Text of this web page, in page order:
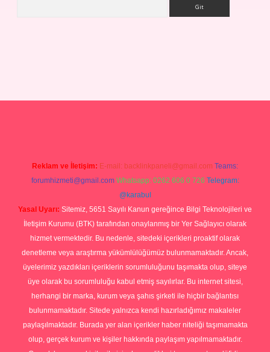
Reklam ve İletişim: E-mail: backlinkpaneli@gmail.com Teams:
forumhizmeti@gmail.com Whatsapp: 0262 606 0 726 Telegram:
@karabul
Yasal Uyarı: Sitemiz, 5651 Sayılı Kanun gereğince Bilgi Teknolojileri ve
İletişim Kurumu (BTK) tarafından onaylanmış bir Yer Sağlayıcı olarak
hizmet vermektedir. Bu nedenle, sitedeki içerikleri proaktif olarak
denetleme veya araştırma yükümlülüğümüz bulunmamaktadır. Ancak,
üyelerimiz yazdıkları içeriklerin sorumluluğunu taşımakta olup, siteye
üye olarak bu sorumluluğu kabul etmiş sayılırlar. Bu internet sitesi,
herhangi bir marka, kurum veya şahıs şirketi ile hiçbir bağlantısı
bulunmamaktadır. Sitede yalnızca kendi hazırladığımız makaleler
paylaşılmaktadır. Burada yer alan içerikler haber niteliği taşımamakta
olup, gerçek kurum ve kişiler hakkında paylaşım yapılmamaktadır.